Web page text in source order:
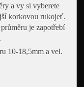
a vy si vyberete
korkovou rukojeť.
je zapotřebí
10-18,5mm a vel.